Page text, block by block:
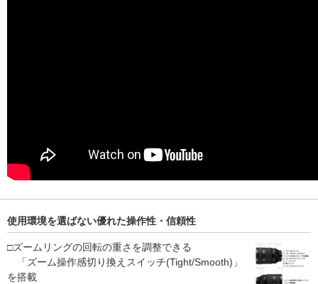
使用環境を選ばない優れた操作性・信頼性
□ズームリングの回転の重さを調整できる
「ズーム操作感切り換えスイッチ(Tight/Smooth)」
を搭載